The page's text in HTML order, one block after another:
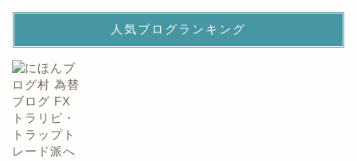
人気ブログランキング